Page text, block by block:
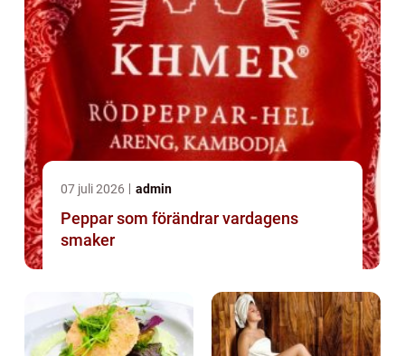
07 juli 2026 admin
Peppar som förändrar vardagens
smaker